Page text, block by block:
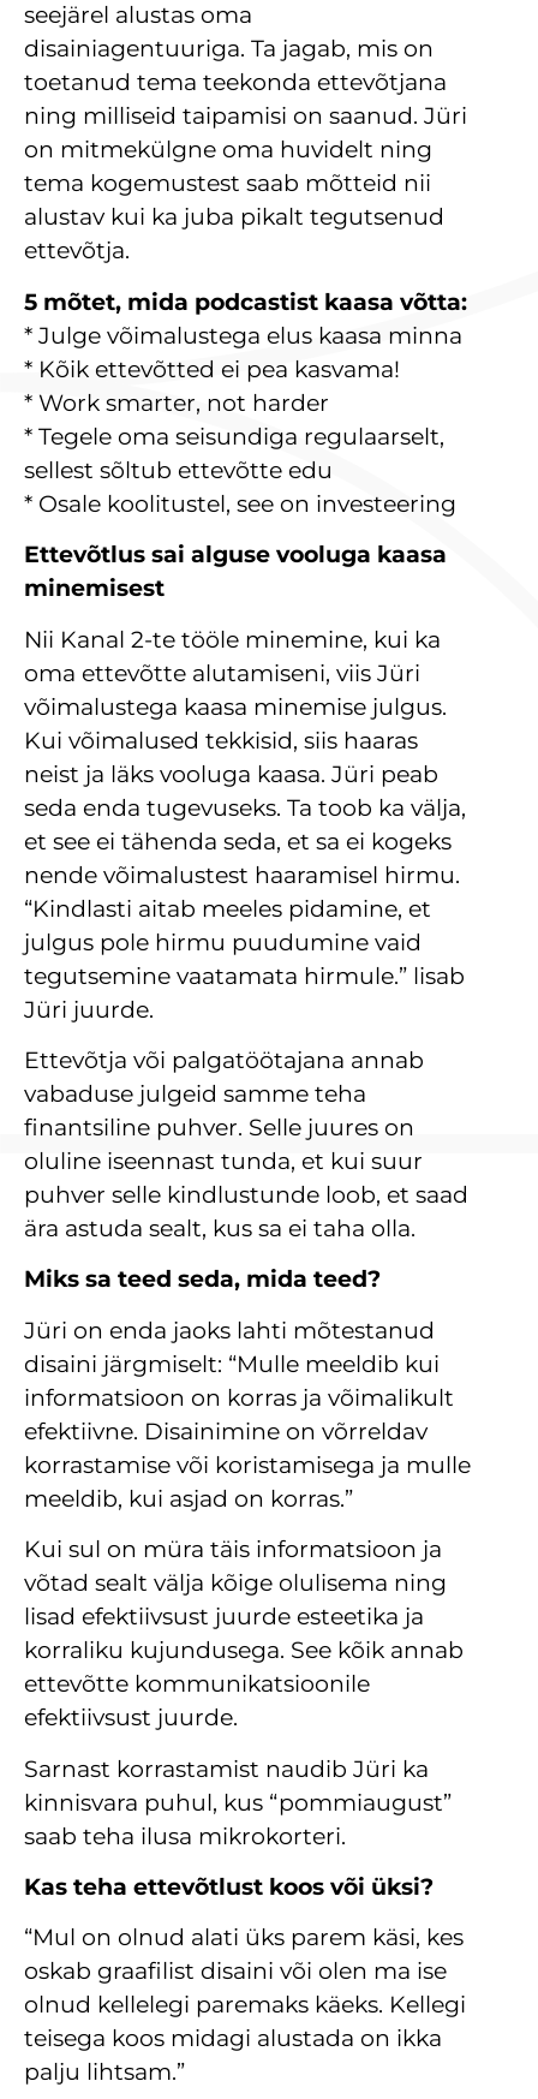
seejärel alustas oma
disainiagentuuriga. Ta jagab, mis on
toetanud tema teekonda ettevõtjana
ning milliseid taipamisi on saanud. Jüri
on mitmekülgne oma huvidelt ning
tema kogemustest saab mõtteid nii
alustav kui ka juba pikalt tegutsenud
ettevõtja.
5 mõtet, mida podcastist kaasa võtta:
* Julge võimalustega elus kaasa minna
* Kõik ettevõtted ei pea kasvama!
* Work smarter, not harder
* Tegele oma seisundiga regulaarselt,
sellest sõltub ettevõtte edu
* Osale koolitustel, see on investeering
Ettevõtlus sai alguse vooluga kaasa
minemisest
Nii Kanal 2-te tööle minemine, kui ka
oma ettevõtte alutamiseni, viis Jüri
võimalustega kaasa minemise julgus.
Kui võimalused tekkisid, siis haaras
neist ja läks vooluga kaasa. Jüri peab
seda enda tugevuseks. Ta toob ka välja,
et see ei tähenda seda, et sa ei kogeks
nende võimalustest haaramisel hirmu.
“Kindlasti aitab meeles pidamine, et
julgus pole hirmu puudumine vaid
tegutsemine vaatamata hirmule.” lisab
Jüri juurde.
Ettevõtja või palgatöötajana annab
vabaduse julgeid samme teha
finantsiline puhver. Selle juures on
oluline iseennast tunda, et kui suur
puhver selle kindlustunde loob, et saad
ära astuda sealt, kus sa ei taha olla.
Miks sa teed seda, mida teed?
Jüri on enda jaoks lahti mõtestanud
disaini järgmiselt: “Mulle meeldib kui
informatsioon on korras ja võimalikult
efektiivne. Disainimine on võrreldav
korrastamise või koristamisega ja mulle
meeldib, kui asjad on korras.”
Kui sul on müra täis informatsioon ja
võtad sealt välja kõige olulisema ning
lisad efektiivsust juurde esteetika ja
korraliku kujundusega. See kõik annab
ettevõtte kommunikatsioonile
efektiivsust juurde.
Sarnast korrastamist naudib Jüri ka
kinnisvara puhul, kus “pommiaugust”
saab teha ilusa mikrokorteri.
Kas teha ettevõtlust koos või üksi?
“Mul on olnud alati üks parem käsi, kes
oskab graafilist disaini või olen ma ise
olnud kellelegi paremaks käeks. Kellegi
teisega koos midagi alustada on ikka
palju lihtsam.”